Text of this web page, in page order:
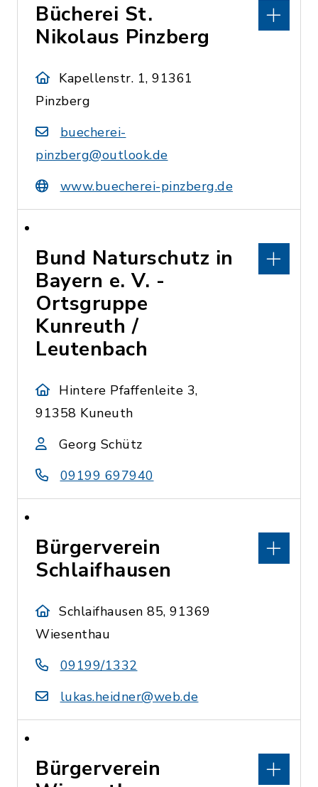
Bücherei St.
Nikolaus Pinzberg
Kapellenstr. 1, 91361
Pinzberg
buecherei-
pinzberg@outlook.de
www.buecherei-pinzberg.de
Bund Naturschutz in
Bayern e. V. -
Ortsgruppe
Kunreuth /
Leutenbach
Hintere Pfaffenleite 3,
91358 Kuneuth
Georg Schütz
09199 697940
Bürgerverein
Schlaifhausen
Schlaifhausen 85, 91369
Wiesenthau
09199/1332
lukas.heidner@web.de
Bürgerverein